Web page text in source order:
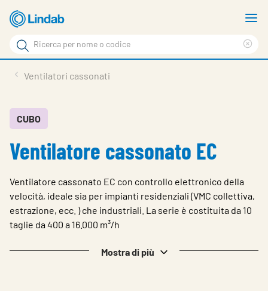
Vai
contenuto
principale
Cerca
Cerca
Soluzioni
Downloads
Contatti
Ventilatori cassonati
CUBO
Ventilatore cassonato EC
Ventilatore cassonato EC con controllo elettronico della
velocità, ideale sia per impianti residenziali (VMC collettiva,
estrazione, ecc. ) che industriali. La serie è costituita da 10
taglie da 400 a 16.000 m³/h
Mostra di più